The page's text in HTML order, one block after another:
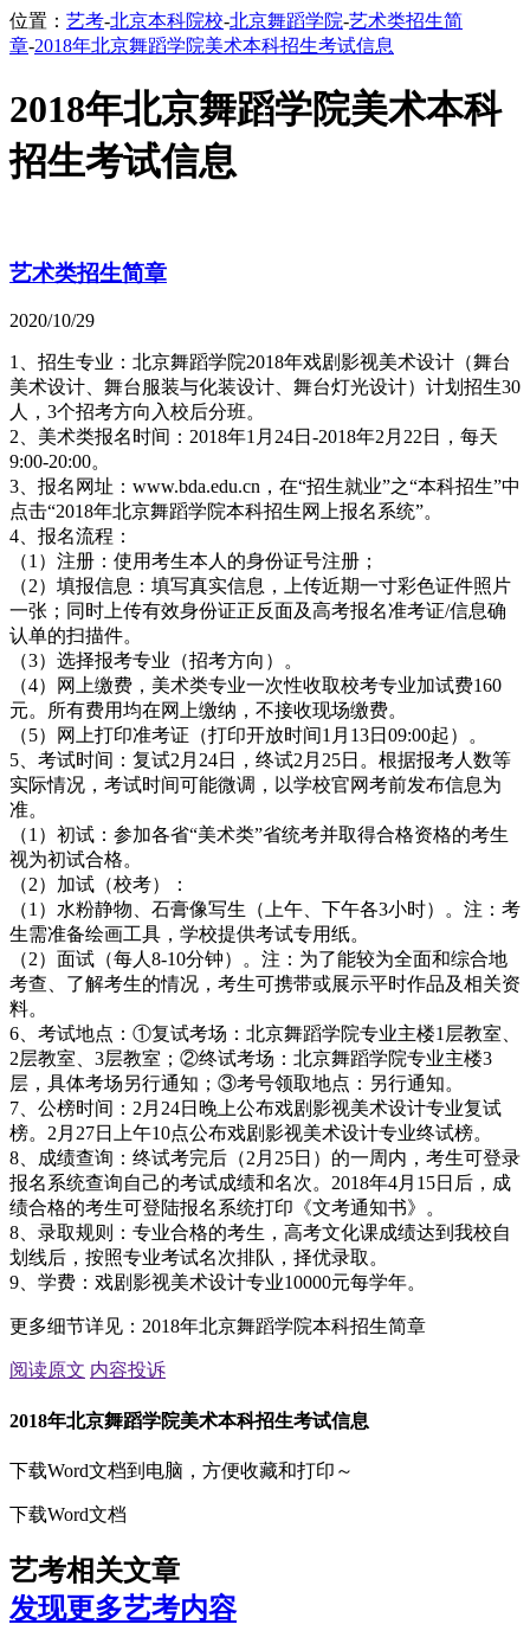
位置： 艺考-北京本科院校-北京舞蹈学院-艺术类招生简
章-2018年北京舞蹈学院美术本科招生考试信息
2018年北京舞蹈学院美术本科
招生考试信息
艺术类招生简章
2020/10/29
1、招生专业：北京舞蹈学院2018年戏剧影视美术设计（舞台
美术设计、舞台服装与化装设计、舞台灯光设计）计划招生30
人，3个招考方向入校后分班。
2、美术类报名时间：2018年1月24日-2018年2月22日，每天
9:00-20:00。
3、报名网址：www.bda.edu.cn，在“招生就业”之“本科招生”中
点击“2018年北京舞蹈学院本科招生网上报名系统”。
4、报名流程：
（1）注册：使用考生本人的身份证号注册；
（2）填报信息：填写真实信息，上传近期一寸彩色证件照片
一张；同时上传有效身份证正反面及高考报名准考证/信息确
认单的扫描件。
（3）选择报考专业（招考方向）。
（4）网上缴费，美术类专业一次性收取校考专业加试费160
元。所有费用均在网上缴纳，不接收现场缴费。
（5）网上打印准考证（打印开放时间1月13日09:00起）。
5、考试时间：复试2月24日，终试2月25日。根据报考人数等
实际情况，考试时间可能微调，以学校官网考前发布信息为
准。
（1）初试：参加各省“美术类”省统考并取得合格资格的考生
视为初试合格。
（2）加试（校考）：
（1）水粉静物、石膏像写生（上午、下午各3小时）。注：考
生需准备绘画工具，学校提供考试专用纸。
（2）面试（每人8-10分钟）。注：为了能较为全面和综合地
考查、了解考生的情况，考生可携带或展示平时作品及相关资
料。
6、考试地点：①复试考场：北京舞蹈学院专业主楼1层教室、
2层教室、3层教室；②终试考场：北京舞蹈学院专业主楼3
层，具体考场另行通知；③考号领取地点：另行通知。
7、公榜时间：2月24日晚上公布戏剧影视美术设计专业复试
榜。2月27日上午10点公布戏剧影视美术设计专业终试榜。
8、成绩查询：终试考完后（2月25日）的一周内，考生可登录
报名系统查询自己的考试成绩和名次。2018年4月15日后，成
绩合格的考生可登陆报名系统打印《文考通知书》。
8、录取规则：专业合格的考生，高考文化课成绩达到我校自
划线后，按照专业考试名次排队，择优录取。
9、学费：戏剧影视美术设计专业10000元每学年。
更多细节详见：2018年北京舞蹈学院本科招生简章
阅读原文 内容投诉
2018年北京舞蹈学院美术本科招生考试信息
下载Word文档到电脑，方便收藏和打印～
下载Word文档
艺考相关文章
发现更多艺考内容